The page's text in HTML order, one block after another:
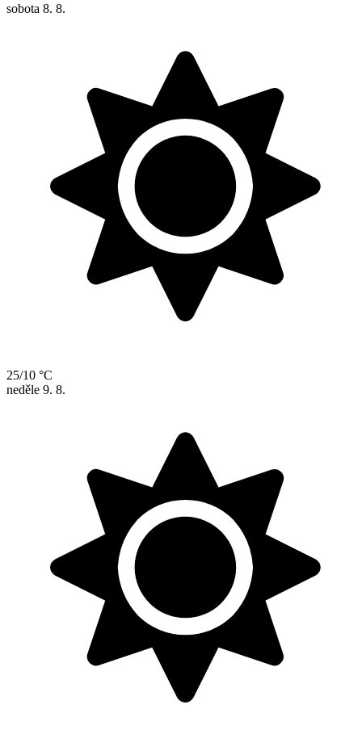
sobota 8. 8.
25/10 °C
neděle 9. 8.